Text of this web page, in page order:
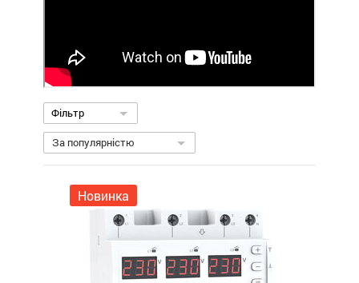
Фільтр
За популярністю
Новинка